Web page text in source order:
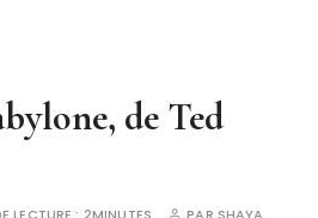
de Ted